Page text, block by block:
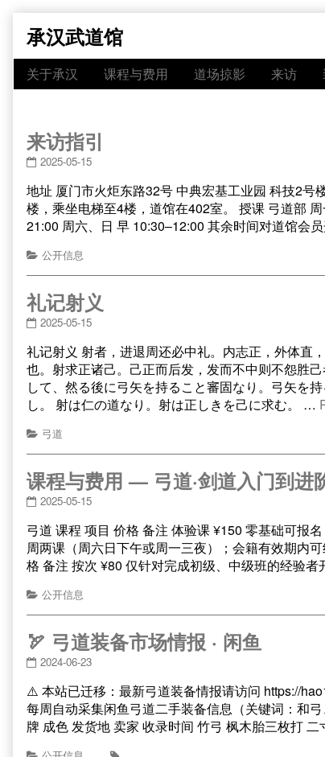
content
承汉武道馆
关于承汉 课程与费用 道场掠影 来访
来访指引
2025-05-15
地址 厦门市火炬东路32号 中典宏基工业园 科技2
楼，乘坐电梯至4楼，道馆在402室。 授课 弓道部
21:00 周六、日 早 10:30–12:00 其余时间对道馆会
公开信息
礼记射义
2025-05-15
礼记射义 射者，进退周还必中礼。内志正，外体直
也。射求正诸己。己正而后发，发而不中则不怨胜
して、然る後に弓矢を持ること審固なり。弓矢を
し。 射は仁の道なり。射は正しきを己に求む。 …
弓道
课程与费用 — 弓道·剑道入门到进
2025-05-15
弓道 课程 项目 价格 备注 体验课 ¥150 零基础可报
周两课（周六日下午或周一三夜）；会籍有效期内
格 备注 按次 ¥80 仅针对完成初级、中级班的经验
公开信息
🏹 弓道装备市场情报 · 闲鱼
2024-06-23
⚠️ 本站已迁移：最新弓道装备情报请访问 https://
每周自动采集闲鱼弓道二手装备信息（关键词：和
牌 成色 发货地 卖家 收录时间 竹弓 枫木胎三枚打